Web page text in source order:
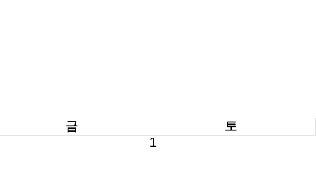
금
토
1